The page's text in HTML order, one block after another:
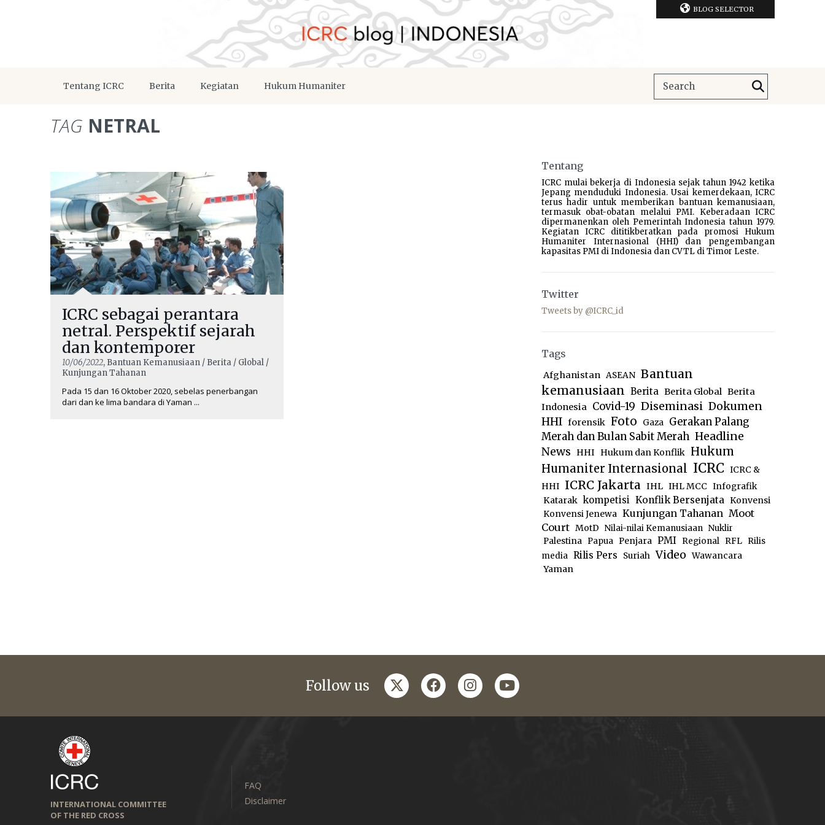
BLOG SELECTOR
Tentang ICRC Berita Kegiatan Hukum Humaniter
TAG NETRAL
ICRC sebagai perantara
netral. Perspektif sejarah
dan kontemporer
10/06/2022, Bantuan Kemanusiaan / Berita / Global /
Kunjungan Tahanan
Pada 15 dan 16 Oktober 2020, sebelas penerbangan
dari dan ke lima bandara di Yaman ...
Tentang
ICRC mulai bekerja di Indonesia sejak tahun 1942 ketika
Jepang menduduki Indonesia. Usai kemerdekaan, ICRC
terus hadir untuk memberikan bantuan kemanusiaan,
termasuk obat-obatan melalui PMI. Keberadaan ICRC
dipermanenkan oleh Pemerintah Indonesia tahun 1979.
Kegiatan ICRC dititikberatkan pada promosi Hukum
Humaniter Internasional (HHI) dan pengembangan
kapasitas PMI di Indonesia dan CVTL di Timor Leste.
Twitter
Tweets by @ICRC_id
Tags
Afghanistan ASEAN Bantuan
kemanusiaan Berita Berita Global Berita
Indonesia Covid-19 Diseminasi Dokumen
HHI forensik Foto Gaza Gerakan Palang
Merah dan Bulan Sabit Merah Headline
News
HHI Hukum dan Konflik Hukum
Humaniter Internasional ICRC ICRC &
HHI ICRC Jakarta IHL IHL MCC Infografik
Katarak kompetisi Konflik Bersenjata Konvensi
Konvensi Jenewa Kunjungan Tahanan Moot
Court MotD Nilai-nilai Kemanusiaan Nuklir
Palestina
Papua Penjara PMI Regional RFL
Rilis
media Rilis Pers Suriah Video Wawancara
Yaman
Follow us twitterfacebookinstagram
youtube
INTERNATIONAL COMMITTEE
OF THE RED CROSS
FAQ
Disclaimer